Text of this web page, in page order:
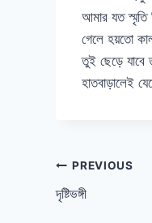
আমার যত স্মৃতি
গেলে হয়তো
তুই ছেড়ে যাবে
হাতবাড়ালেই
Post
PREVIOUS
দৃষ্টিভঙ্গী